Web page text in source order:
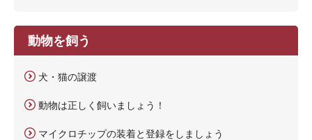
動物を飼う
犬・猫の譲渡
動物は正しく飼いましょう！
マイクロチップの装着と登録をしましょう